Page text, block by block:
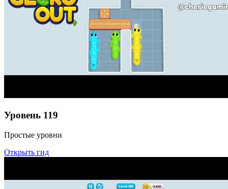
Уровень 119
Простые уровни
Открыть гид